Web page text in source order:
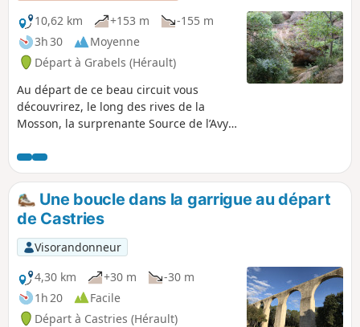
10,62 km
+153 m
-155 m
3h 30
Moyenne
Départ à Grabels (Hérault)
Au départ de ce beau circuit vous
découvrirez, le long des rives de la
Mosson, la surprenante Source de l’Avy.
panoramique de la Croix de Guillery.
Après la traversée de l’ancienne plaine
agricole et viticole, le circuit vous
entraînera par le sentier emprunté
autrefois par les caravanes de sel
jusqu’au sommet des hauts plateaux
rocheux partiellement boisés d’où vous
pourrez admirer de très beaux
panoramas sur le Pic Saint-Loup et les
massifs environnants.
Une boucle dans la garrigue au départ
de Castries
Visorandonneur
4,30 km
+30 m
-30 m
1h 20
Facile
Départ à Castries (Hérault)